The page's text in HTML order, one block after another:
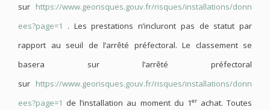
sur https://www.georisques.gouv.fr/risques/installations/donn
ees?page=1
. Les prestations n’incluront pas de statut par
rapport au seuil de l’arrêté préfectoral. Le classement se
basera sur l’arrêté préfectoral
sur https://www.georisques.gouv.fr/risques/installations/donn
ees?page=1 de l’installation au moment du 1erachat. Toutes